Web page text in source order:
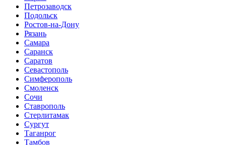
Петрозаводск
Подольск
Ростов-на-Дону
Рязань
Самара
Саранск
Саратов
Севастополь
Симферополь
Смоленск
Сочи
Ставрополь
Стерлитамак
Сургут
Таганрог
Тамбов